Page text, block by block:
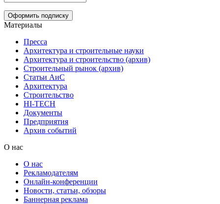
Материалы
Пресса
Архитектура и строительные науки
Архитектура и строительство (архив)
Строительный рынок (архив)
Статьи АиС
Архитектура
Строительство
HI-TECH
Документы
Предприятия
Архив событий
О нас
О нас
Рекламодателям
Онлайн-конференции
Новости, статьи, обзоры
Баннерная реклама